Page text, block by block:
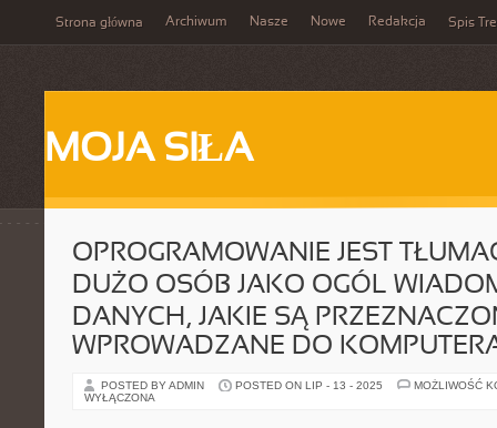
Strona główna Archiwum Nasze Nowe Redakcja Spis
MOJA SIŁA
OPROGRAMOWANIE JEST
DUŻO OSÓB JAKO OGÓL
DANYCH, JAKIE SĄ
WPROWADZANE DO
POSTED BY ADMIN POSTED ON LIP - 13 - 2025
MOŻLIWOŚĆ
WYŁĄCZONA